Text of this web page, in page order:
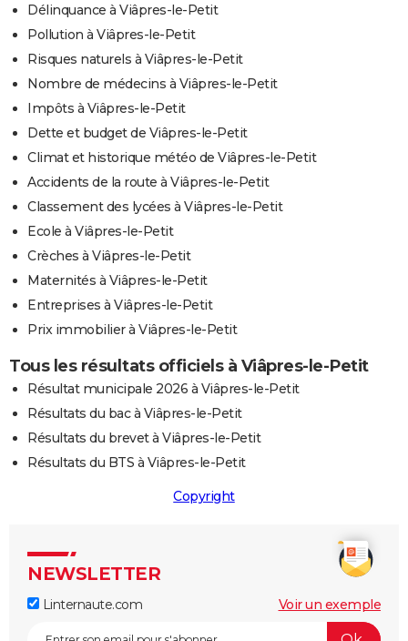
Délinquance à Viâpres-le-Petit
Pollution à Viâpres-le-Petit
Risques naturels à Viâpres-le-Petit
Nombre de médecins à Viâpres-le-Petit
Impôts à Viâpres-le-Petit
Dette et budget de Viâpres-le-Petit
Climat et historique météo de Viâpres-le-Petit
Accidents de la route à Viâpres-le-Petit
Classement des lycées à Viâpres-le-Petit
Ecole à Viâpres-le-Petit
Crèches à Viâpres-le-Petit
Maternités à Viâpres-le-Petit
Entreprises à Viâpres-le-Petit
Prix immobilier à Viâpres-le-Petit
Tous les résultats officiels à Viâpres-le-Petit
Résultat municipale 2026 à Viâpres-le-Petit
Résultats du bac à Viâpres-le-Petit
Résultats du brevet à Viâpres-le-Petit
Résultats du BTS à Viâpres-le-Petit
Copyright
NEWSLETTER
Linternaute.com Voir un exemple